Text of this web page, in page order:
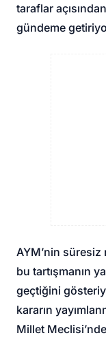
taraflar
gündeme
AYM’nin
bu tartışmanın
geçtiğini
kararın
Millet